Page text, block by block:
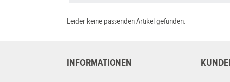
Leider keine passenden Artikel gefunden.
INFORMATIONEN